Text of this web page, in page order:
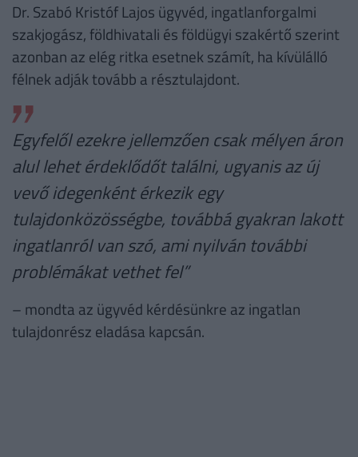
Dr. Szabó Kristóf Lajos ügyvéd, ingatlanforgalmi
szakjogász, földhivatali és földügyi szakértő szerint
azonban az elég ritka esetnek számít, ha kívülálló
félnek adják tovább a résztulajdont.
Egyfelől ezekre jellemzően csak mélyen áron
alul lehet érdeklődőt találni, ugyanis az új
vevő idegenként érkezik egy
tulajdonközösségbe, továbbá gyakran lakott
ingatlanról van szó, ami nyilván további
problémákat vethet fel”
– mondta az ügyvéd kérdésünkre az ingatlan
tulajdonrész eladása kapcsán.